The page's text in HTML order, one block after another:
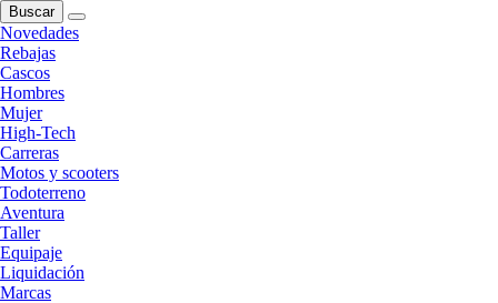
Buscar
Novedades
Rebajas
Cascos
Hombres
Mujer
High-Tech
Carreras
Motos y scooters
Todoterreno
Aventura
Taller
Equipaje
Liquidación
Marcas